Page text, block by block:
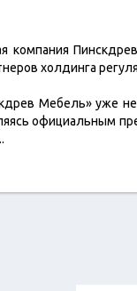
компания
холдинга
Мебель» уже не
официальным